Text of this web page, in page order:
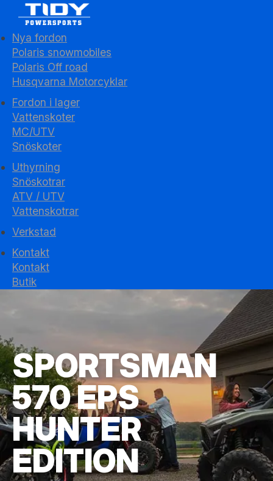
Nya fordon
Polaris snowmobiles
Polaris Off road
Husqvarna Motorcyklar
Fordon i lager
Vattenskoter
MC/UTV
Snöskoter
Uthyrning
Snöskotrar
ATV / UTV
Vattenskotrar
Verkstad
Kontakt
Kontakt
Butik
SPORTSMAN
570 EPS
HUNTER
EDITION